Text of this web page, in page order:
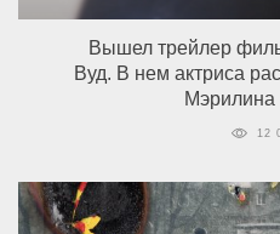
Вышел трейлер
Вуд. В нем актриса
Мэрилина
12